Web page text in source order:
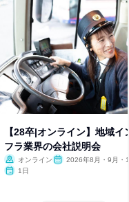
【28卒|オンライン】地域イ
フラ業界の会社説明会
オンライン
2026年8月・9月・
1日